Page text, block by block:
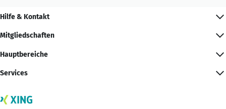
Hilfe & Kontakt
Mitgliedschaften
Hauptbereiche
Services